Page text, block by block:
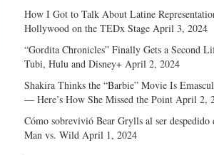
How I Got to Talk About Latine
Hollywood on the TEDx Stage April 3, 2024
“Gordita Chronicles” Finally Gets a Second
Tubi, Hulu and Disney+ April 2, 2024
Shakira Thinks the “Barbie” Movie Is
— Here’s How She Missed the Point April 2,
Cómo sobrevivió Bear Grylls al ser despedido
Man vs. Wild April 1, 2024